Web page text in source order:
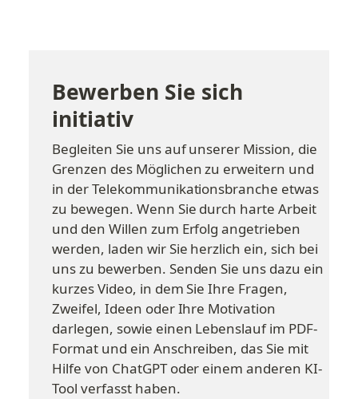
Bewerben Sie sich
initiativ
Begleiten Sie uns auf unserer Mission, die
Grenzen des Möglichen zu erweitern und
in der Telekommunikationsbranche etwas
zu bewegen. Wenn Sie durch harte Arbeit
und den Willen zum Erfolg angetrieben
werden, laden wir Sie herzlich ein, sich bei
uns zu bewerben. Senden Sie uns dazu ein
kurzes Video, in dem Sie Ihre Fragen,
Zweifel, Ideen oder Ihre Motivation
darlegen, sowie einen Lebenslauf im PDF-
Format und ein Anschreiben, das Sie mit
Hilfe von ChatGPT oder einem anderen KI-
Tool verfasst haben.